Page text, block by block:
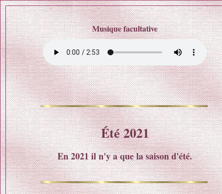
Musique facultative
Été 2021
En 2021 il n'y a que la saison d'été.